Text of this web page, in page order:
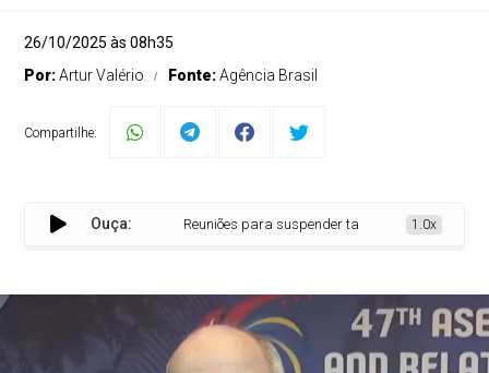
26/10/2025 às 08h35
Por:Artur Valério Fonte:Agência Brasil
Compartilhe:
Ouça: Reuniões para suspender tarifaço começam ainda
1.0x